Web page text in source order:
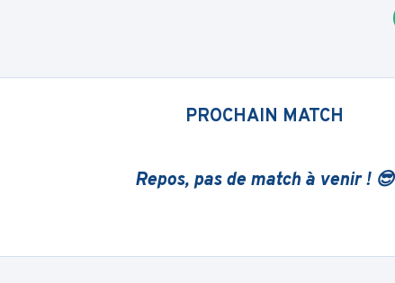
PROCHAIN MATCH
Repos, pas de match à venir ! 😎